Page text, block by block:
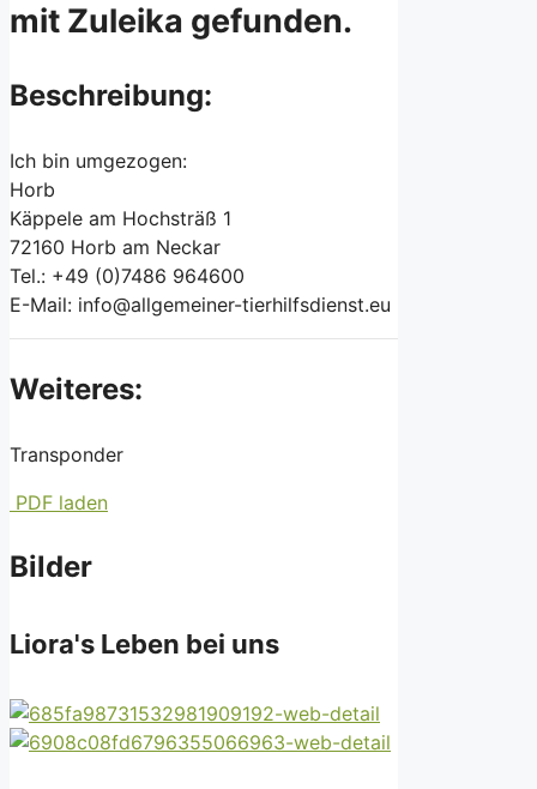
mit Zuleika gefunden.
Beschreibung:
Ich bin umgezogen:
Horb
Käppele am Hochsträß 1
72160 Horb am Neckar
Tel.: +49 (0)7486 964600
E-Mail: info@allgemeiner-tierhilfsdienst.eu
Weiteres:
Transponder
PDF laden
Bilder
Liora's Leben bei uns